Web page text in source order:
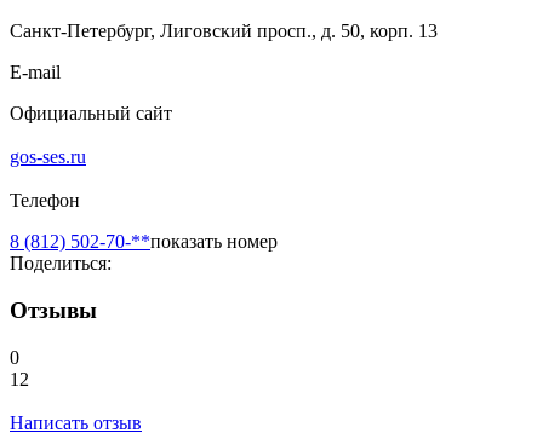
Санкт-Петербург, Лиговский просп., д. 50, корп. 13
E-mail
Официальный сайт
gos-ses.ru
Телефон
8 (812) 502-70-**показать номер
Поделиться:
Отзывы
0
12
Написать отзыв